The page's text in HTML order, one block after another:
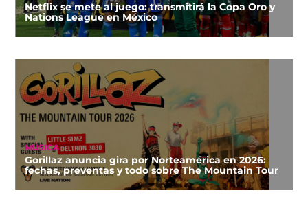
Netflix se mete al juego: transmitirá la Copa Oro y
Nations League en México
MÚSICA
Gorillaz anuncia gira por Norteamérica en 2026:
fechas, preventas y todo sobre The Mountain Tour